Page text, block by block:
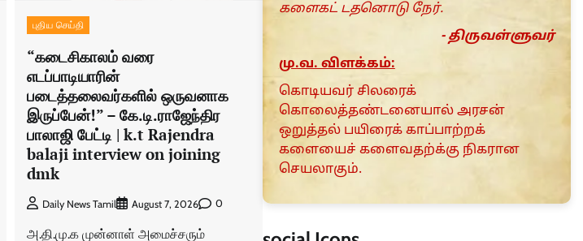
புதிய செய்தி
“கடைசிகாலம் வரை
எடப்பாடியாரின்
படைத்தலைவர்களில் ஒருவனாக
இருப்பேன்!” – கே.டி.ராஜேந்திர
பாலாஜி பேட்டி | k.t Rajendra
balaji interview on joining
dmk
Daily News Tamil August 7, 2026 0
அ.தி.மு.க முன்னாள் அமைச்சரும்
களைகட் டதனொடு நேர்.
- திருவள்ளுவர்
மு.வ. விளக்கம்:
கொடியவர் சிலரைக்
கொலைத்தண்டனையால் அரசன்
ஒறுத்தல் பயிரைக் காப்பாற்றக்
களையைச் களைவதற்க்கு நிகரான
செயலாகும்.